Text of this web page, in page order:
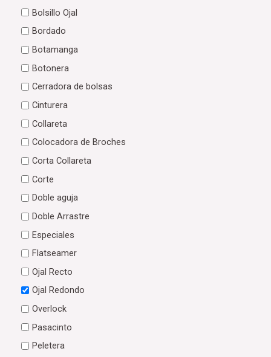
Bolsillo Ojal
Bordado
Botamanga
Botonera
Cerradora de bolsas
Cinturera
Collareta
Colocadora de Broches
Corta Collareta
Corte
Doble aguja
Doble Arrastre
Especiales
Flatseamer
Ojal Recto
Ojal Redondo
Overlock
Pasacinto
Peletera